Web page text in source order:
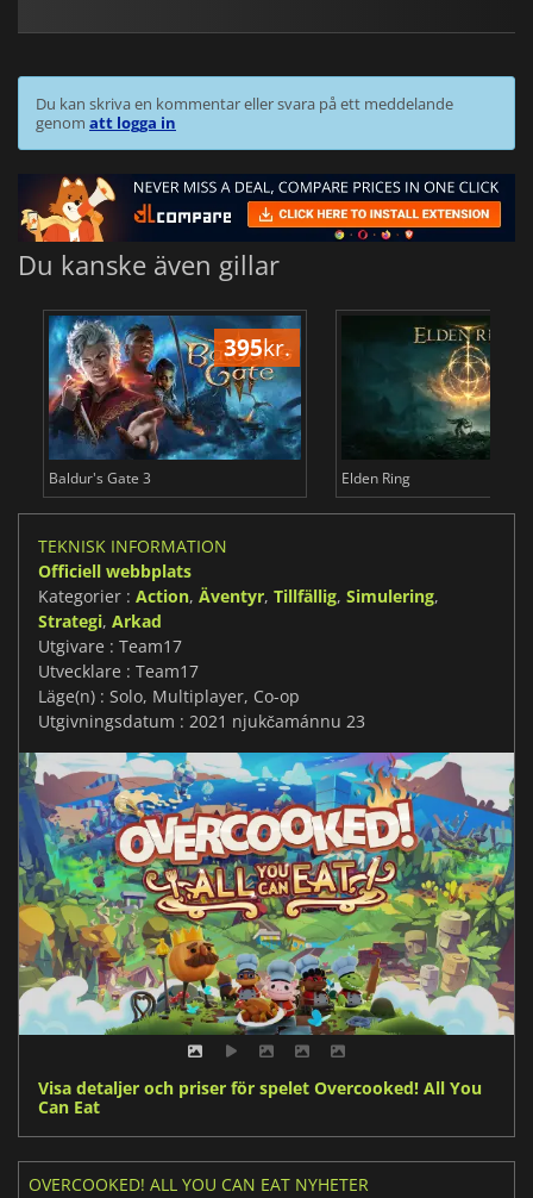
Du kan skriva en kommentar eller svara på ett meddelande
genom att logga in
Du kanske även gillar
395kr.
Baldur's Gate 3 Elden Ring
TEKNISK INFORMATION
Officiell webbplats
Kategorier : Action, Äventyr, Tillfällig, Simulering,
Strategi, Arkad
Utgivare : Team17
Utvecklare : Team17
Läge(n) : Solo, Multiplayer, Co-op
Utgivningsdatum : 2021 njukčamánnu 23
Visa detaljer och priser för spelet Overcooked! All You
Can Eat
OVERCOOKED! ALL YOU CAN EAT NYHETER